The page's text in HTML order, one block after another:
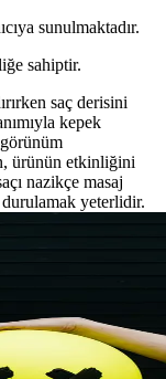
sunulmaktadır.
sahiptir.
saç derisini
kepek
ürünün etkinliğini
nazikçe masaj
yeterlidir.